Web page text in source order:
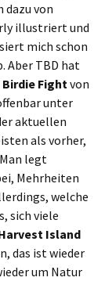
dazu von
illustriert und
mich schon
Aber TBD hat
Birdie Fightvon
unter
aktuellen
als vorher,
legt
Mehrheiten
welche
sich viele
Island
das ist wieder
um Natur